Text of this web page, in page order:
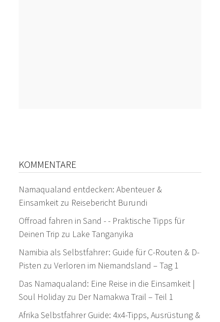
KOMMENTARE
Namaqualand entdecken: Abenteuer &
Einsamkeit zu Reisebericht Burundi
Offroad fahren in Sand - - Praktische Tipps für
Deinen Trip zu Lake Tanganyika
Namibia als Selbstfahrer: Guide für C-Routen & D-
Pisten zuVerloren im Niemandsland – Tag 1
Das Namaqualand: Eine Reise in die Einsamkeit |
Soul Holiday zu Der Namakwa Trail – Teil 1
Afrika Selbstfahrer Guide: 4x4-Tipps, Ausrüstung &